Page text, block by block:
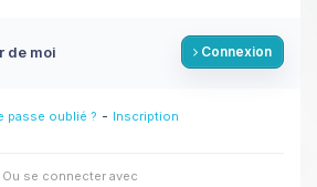
de moi Connexion
passe oublié ? - Inscription
Ou se connecter avec